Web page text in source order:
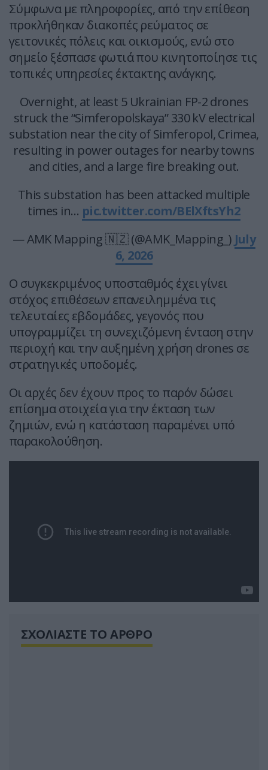
Σύμφωνα με πληροφορίες, από την επίθεση
προκλήθηκαν διακοπές ρεύματος σε
γειτονικές πόλεις και οικισμούς, ενώ στο
σημείο ξέσπασε φωτιά που κινητοποίησε τις
τοπικές υπηρεσίες έκτακτης ανάγκης.
Overnight, at least 5 Ukrainian FP-2 drones
struck the “Simferopolskaya” 330 kV electrical
substation near the city of Simferopol, Crimea,
resulting in power outages for nearby towns
and cities, and a large fire breaking out.
This substation has been attacked multiple
times in… pic.twitter.com/BElXftsYh2
— AMK Mapping 🇳🇿 (@AMK_Mapping_) July
6, 2026
Ο συγκεκριμένος υποσταθμός έχει γίνει
στόχος επιθέσεων επανειλημμένα τις
τελευταίες εβδομάδες, γεγονός που
υπογραμμίζει τη συνεχιζόμενη ένταση στην
περιοχή και την αυξημένη χρήση drones σε
στρατηγικές υποδομές.
Οι αρχές δεν έχουν προς το παρόν δώσει
επίσημα στοιχεία για την έκταση των
ζημιών, ενώ η κατάσταση παραμένει υπό
παρακολούθηση.
ΣΧΟΛΙΑΣΤΕ ΤΟ ΑΡΘΡΟ